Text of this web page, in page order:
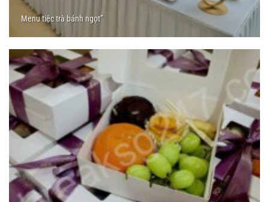
Menu tiệc trà bánh ngọt”